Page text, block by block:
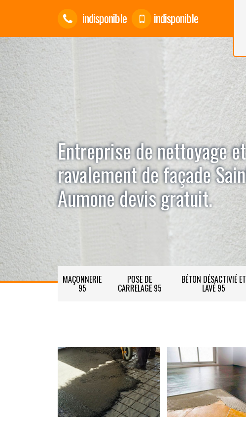
indisponible indisponible
Entreprise de nettoyage et
ravalement de façade
Aumone devis gratuit.
MAÇONNERIE
95
POSE DE
CARRELAGE 95
BÉTON DÉSACTIVIÉ ET
LAVÉ 95